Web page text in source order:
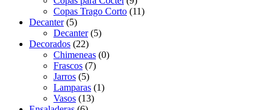
Copas Trago Corto (11)
Decanter (5)
Decanter (5)
Decorados (22)
Chimeneas (0)
Frascos (7)
Jarros (5)
Lamparas (1)
Vasos (13)